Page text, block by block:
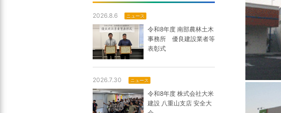
2026.8.6 ニュース
令和8年度 南部農林土木
事務所 優良建設業者等
表彰式
2026.7.30 ニュース
令和8年度 株式会社大米
建設 八重山支店 安全大